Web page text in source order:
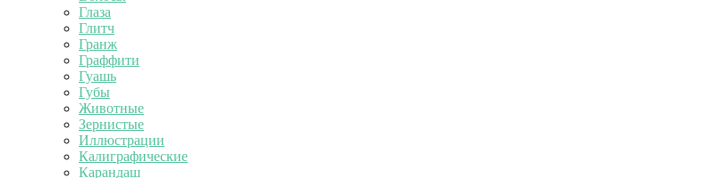
Глаза
Глитч
Гранж
Граффити
Гуашь
Губы
Животные
Зернистые
Иллюстрации
Калиграфические
Карандаш